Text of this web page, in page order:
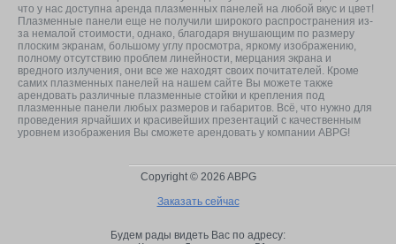
что у нас доступна аренда плазменных панелей на любой вкус и цвет!
Плазменные панели еще не получили широкого распространения из-
за немалой стоимости, однако, благодаря внушающим по размеру
плоским экранам, большому углу просмотра, яркому изображению,
полному отсутствию проблем линейности, мерцания экрана и
вредного излучения, они все же находят своих почитателей. Кроме
самих плазменных панелей на нашем сайте Вы можете также
арендовать различные плазменные стойки и крепления под
плазменные панели любых размеров и габаритов. Всё, что нужно для
проведения ярчайших и красивейших презентаций с качественным
уровнем изображения Вы сможете арендовать у компании ABPG!
Copyright © 2026 ABPG
Заказать сейчас
Будем рады видеть Вас по адресу: